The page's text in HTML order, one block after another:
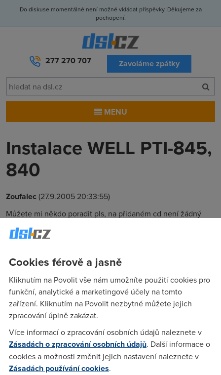
Do diskuse momentálně není možné vkládat příspěvky. Děkujeme za
pochopení.
277 270 707 Zavoláme zpátky
MENU
Instalace WELL PTI-845,
840
Zoufalec(27.9.2005 20:33:55)
Můžete mi někdo poradit pls, na přidaném cd není žádný
ovladač pro tenhle typ modemu. Nastavil jsem věci podle
přiloženého papírku A5 a pořád se nemůžu připojit - mám
co se má udělat ???? strávil jsem tím dneska už 8 hodin a
Anonym(27.9.2005 20:45:39)
Ovladač pro router ??? To je pěkná blbost. Musíš pouze
správně nastavit připojení k netu (většinou položka WAN).
Jsou dvě možnosti: 1)PPPoA VC-MUX,VPI/VCI=8/48 (dříve)
2)PPPoE LLC/SNAP,VPI/VCI=4/48 (nyní)
Cookies férově a jasně
Kliknutím na Povolit vše nám umožníte použití cookies pro
funkční, analytické a marketingové účely na tomto
zařízení. Kliknutím na Povolit nezbytné můžete jejich
zpracování úplně zakázat.
Více informací o zpracování osobních údajů naleznete v
Zásadách o zpracování osobních údajů. Další informace o
cookies a možnosti změnit jejich nastavení naleznete v
Zásadách používání cookies.